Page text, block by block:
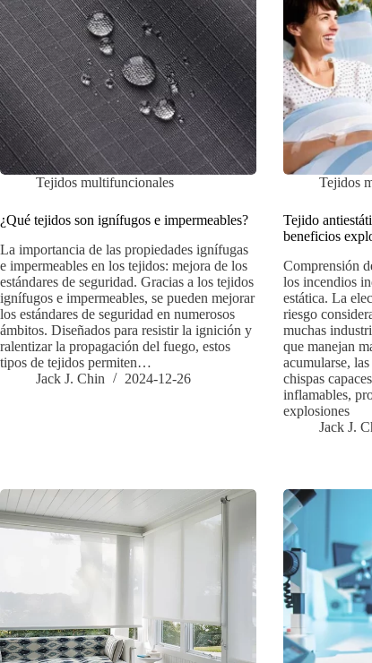
Tejidos multifuncionales
¿Qué tejidos son ignífugos e impermeables?
La importancia de las propiedades ignífugas
e impermeables en los tejidos: mejora de los
estándares de seguridad. Gracias a los tejidos
ignífugos e impermeables, se pueden mejorar
los estándares de seguridad en numerosos
ámbitos. Diseñados para resistir la ignición y
ralentizar la propagación del fuego, estos
tipos de tejidos permiten…
Jack J. Chin
2024-12-26
Tejidos
Tejido
beneficios
Comprensión
los incendios
estática. La
riesgo
muchas
que manejan
acumularse,
chispas
inflamables,
explosiones
Jack J.